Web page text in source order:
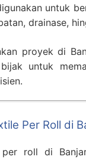
untuk
drainase,
proyek di
untuk
Per Roll di
roll di